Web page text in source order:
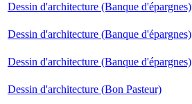
Dessin d'architecture (Banque d'épargnes)
Dessin d'architecture (Banque d'épargnes)
Dessin d'architecture (Banque d'épargnes)
Dessin d'architecture (Bon Pasteur)